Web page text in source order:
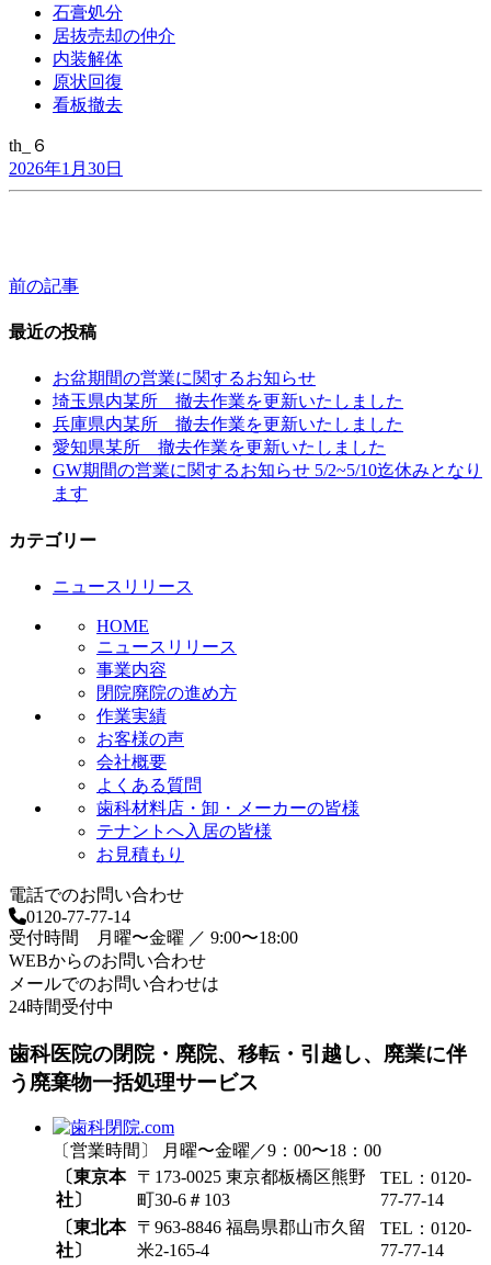
石膏処分
居抜売却の仲介
内装解体
原状回復
看板撤去
th_６
2026年1月30日
投
稿
ョ
前の記事
最近の投稿
お盆期間の営業に関するお知らせ
埼玉県内某所 撤去作業を更新いたしました
兵庫県内某所 撤去作業を更新いたしました
愛知県某所 撤去作業を更新いたしました
GW期間の営業に関するお知らせ 5/2~5/10迄休みとなり
ます
カテゴリー
ニュースリリース
HOME
ニュースリリース
事業内容
閉院廃院の進め方
作業実績
お客様の声
会社概要
よくある質問
歯科材料店・卸・メーカーの皆様
テナントへ入居の皆様
お見積もり
電話でのお問い合わせ
0120-77-77-14
受付時間 月曜〜金曜 ／ 9:00〜18:00
WEBからのお問い合わせ
メールでのお問い合わせは
24時間受付中
歯科医院の閉院・廃院、移転・引越し、廃業に伴
う廃棄物一括処理サービス
〔営業時間〕 月曜〜金曜／9：00〜18：00
〔東京本
社〕
〒173-0025 東京都板橋区熊野
町30-6＃103
TEL：0120-
77-77-14
〔東北本
社〕
〒963-8846 福島県郡山市久留
米2-165-4
TEL：0120-
77-77-14